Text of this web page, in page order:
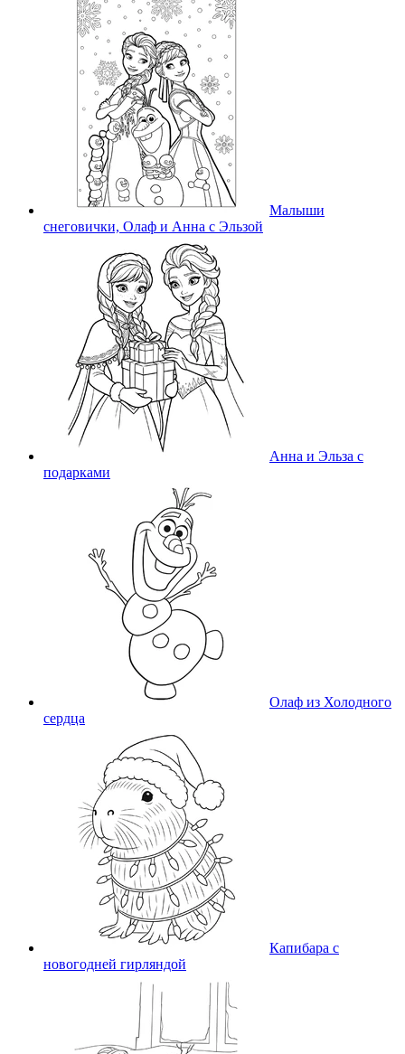
Малыши
снеговички, Олаф и Анна с Эльзой
Анна и Эльза с
подарками
Олаф из Холодного
сердца
Капибара с
новогодней гирляндой